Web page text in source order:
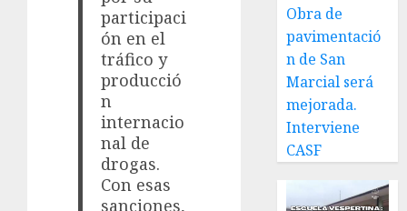
participaci
ón en el
tráfico y
producció
n
internacio
nal de
drogas.
Con esas
sanciones,
Obra de
pavimentació
n de San
Marcial será
mejorada.
Interviene
CASF